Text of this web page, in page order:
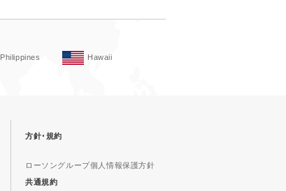
Philippines Hawaii
方針･規約
ローソングループ個人情報保護方針
共通規約